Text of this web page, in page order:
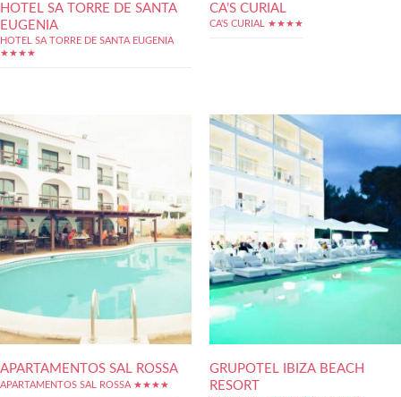
HOTEL SA TORRE DE SANTA
EUGENIA
HOTEL SA TORRE DE SANTA EUGENIA
★★★★
CA’S CURIAL
CA'S CURIAL ★★★★
APARTAMENTOS SAL ROSSA
APARTAMENTOS SAL ROSSA ★★★★
GRUPOTEL IBIZA BEACH
RESORT